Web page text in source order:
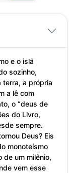
e o islã
sozinho,
terra, a própria
a lê com
o “deus de
do Livro,
sempre.
Deus? Eis
monoteísmo
de um milênio,
vem esse